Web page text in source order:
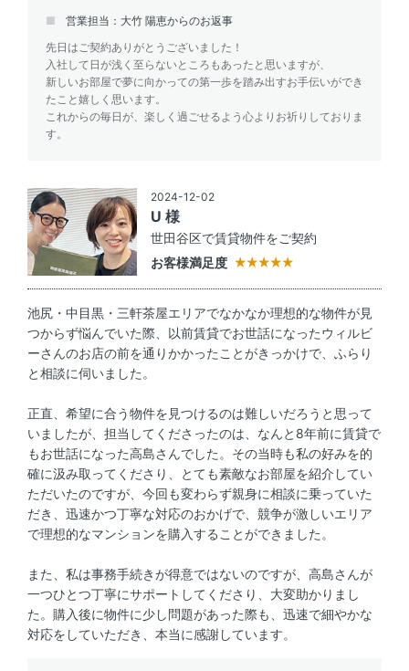
営業担当：大竹 陽恵からのお返事
先日はご契約ありがとうございました！
入社して日が浅く至らないところもあったと思いますが、
新しいお部屋で夢に向かっての第一歩を踏み出すお手伝いができ
たこと嬉しく思います。
これからの毎日が、楽しく過ごせるよう心よりお祈りしておりま
す。
2024-12-02
U 様
世田谷区で賃貸物件をご契約
お客様満足度
池尻・中目黒・三軒茶屋エリアでなかなか理想的な物件が見
つからず悩んでいた際、以前賃貸でお世話になったウィルビ
ーさんのお店の前を通りかかったことがきっかけで、ふらり
と相談に伺いました。
正直、希望に合う物件を見つけるのは難しいだろうと思って
いましたが、担当してくださったのは、なんと8年前に賃貸で
もお世話になった高島さんでした。その当時も私の好みを的
確に汲み取ってくださり、とても素敵なお部屋を紹介してい
ただいたのですが、今回も変わらず親身に相談に乗っていた
だき、迅速かつ丁寧な対応のおかげで、競争が激しいエリア
で理想的なマンションを購入することができました。
また、私は事務手続きが得意ではないのですが、高島さんが
一つひとつ丁寧にサポートしてくださり、大変助かりまし
た。購入後に物件に少し問題があった際も、迅速で細やかな
対応をしていただき、本当に感謝しています。